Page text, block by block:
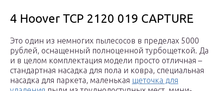
4 Hoover TCP 2120 019 CAPTURE
Это один из немногих пылесосов в пределах 5000
рублей, оснащенный полноценной турбощеткой. Да
и в целом комплектация модели просто отличная –
стандартная насадка для пола и ковра, специальная
насадка для паркета, маленькая щеточка для